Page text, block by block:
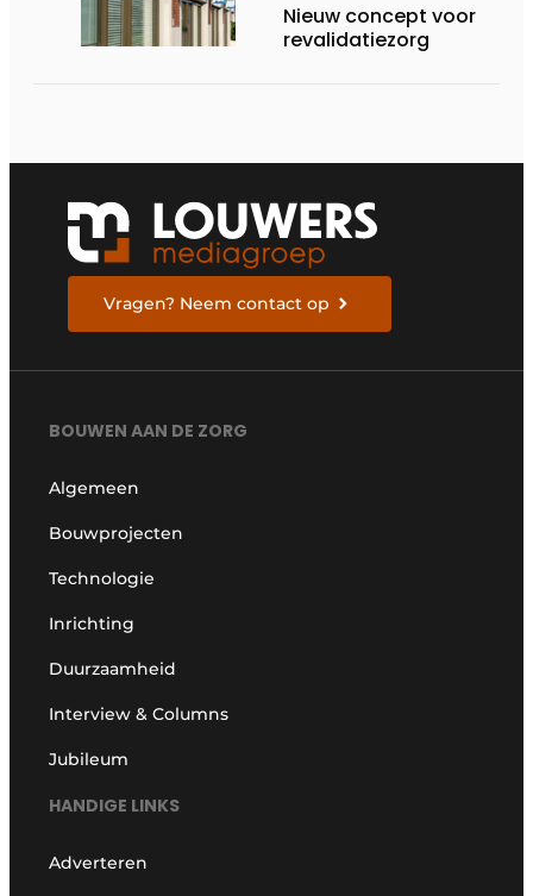
Nieuw concept voor
revalidatiezorg
Vragen? Neem contact op
BOUWEN AAN DE ZORG
Algemeen
Bouwprojecten
Technologie
Inrichting
Duurzaamheid
Interview & Columns
Jubileum
HANDIGE LINKS
Adverteren